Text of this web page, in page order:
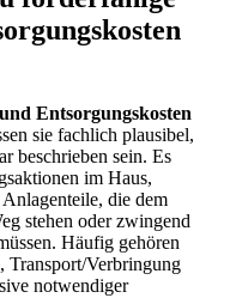
Entsorgungskosten
sie fachlich plausibel,
beschrieben sein. Es
im Haus,
die dem
stehen oder zwingend
Häufig gehören
Transport/Verbringung
notwendiger